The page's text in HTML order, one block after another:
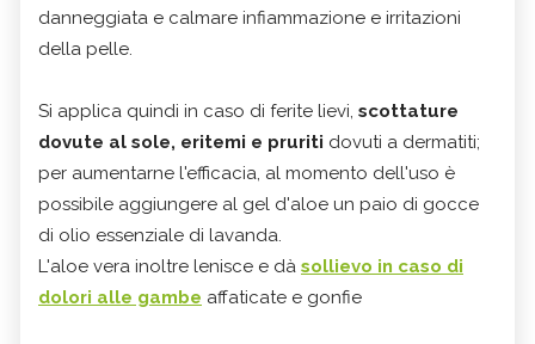
danneggiata e calmare infiammazione e irritazioni
della pelle.
Si applica quindi in caso di ferite lievi, scottature
dovute al sole, eritemi e pruriti dovuti a dermatiti;
per aumentarne l'efficacia, al momento dell'uso è
possibile aggiungere al gel d'aloe un paio di gocce
di olio essenziale di lavanda.
L'aloe vera inoltre lenisce e dà sollievo in caso di
dolori alle gambe affaticate e gonfie